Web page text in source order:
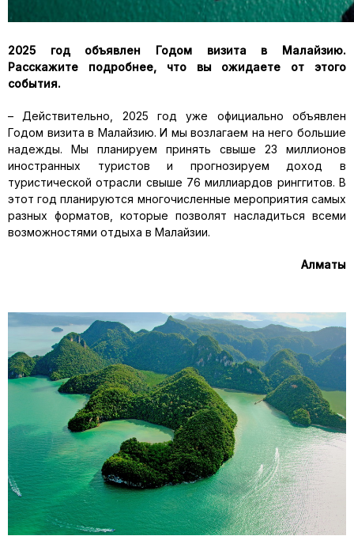
2025 год объявлен Годом визита в Малайзию.
Расскажите подробнее, что вы ожидаете от этого
события.
– Действительно, 2025 год уже официально объявлен
Годом визита в Малайзию. И мы возлагаем на него большие
надежды. Мы планируем принять свыше 23 миллионов
иностранных туристов и прогнозируем доход в
туристической отрасли свыше 76 миллиардов ринггитов. В
этот год планируются многочисленные мероприятия самых
разных форматов, которые позволят насладиться всеми
возможностями отдыха в Малайзии.
Алматы